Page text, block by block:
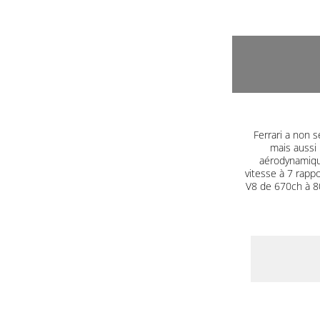
Ferrari a non
mais
vitesse à 7
V8 de 670ch à